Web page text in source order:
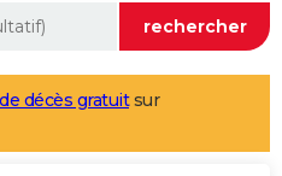
décès gratuitsur